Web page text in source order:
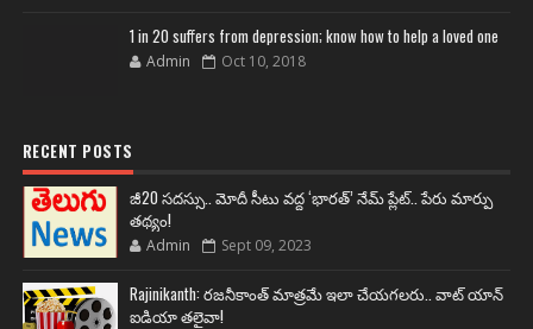
1 in 20 suffers from depression; know how to help a loved one
Admin Oct 10, 2018
RECENT POSTS
జీ20 సదస్సు.. మోదీ సీటు వద్ద ‘భారత్’ నేమ్ ప్లేట్‌.. పేరు మార్పు
తథ్యం!
Admin Sept 09, 2023
Rajinikanth: రజనీకాంత్ మాత్రమే ఇలా చేయగలరు.. వాట్ యాన్
ఐడియా తలైవా!